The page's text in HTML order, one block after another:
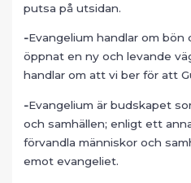
putsa på utsidan.
-Evangelium handlar om bön
öppnat en ny och levande
handlar om att vi ber för att
-Evangelium är budskapet
och samhällen; enligt ett
förvandla människor och
emot evangeliet.